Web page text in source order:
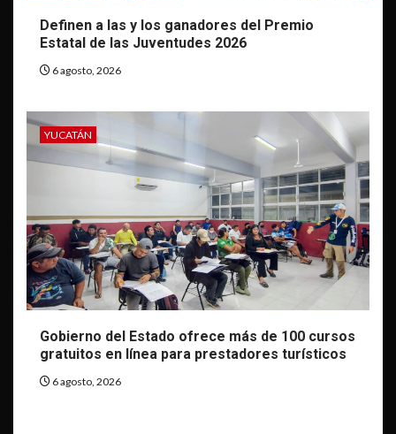
Definen a las y los ganadores del Premio
Estatal de las Juventudes 2026
6 agosto, 2026
YUCATÁN
Gobierno del Estado ofrece más de 100 cursos
gratuitos en línea para prestadores turísticos
6 agosto, 2026